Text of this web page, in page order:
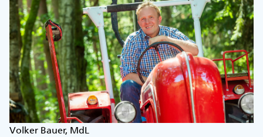
Volker Bauer, MdL